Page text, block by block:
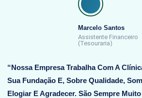
Marcelo Santos
Assistente Financeiro
(Tesouraria)
“Nossa Empresa Trabalha Com A
Sua Fundação E, Sobre Qualidade,
Elogiar E Agradecer. São Sempre